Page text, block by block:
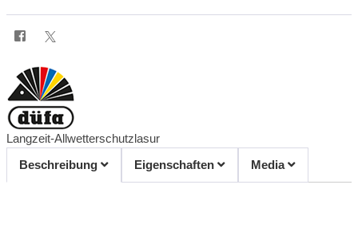
Langzeit-Allwetterschutzlasur
Beschreibung
Eigenschaften Media